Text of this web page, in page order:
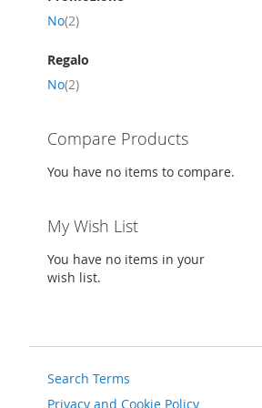
No 2item
Regalo
No 2item
Compare Products
You have no items to compare.
My Wish List
You have no items in your
wish list.
Search Terms
Privacy and Cookie Policy